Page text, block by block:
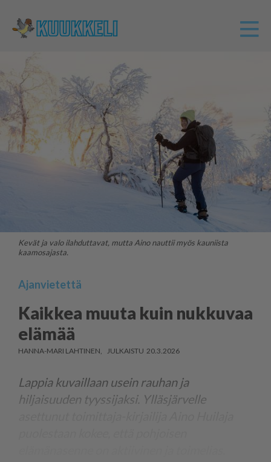
Kevät ja valo ilahduttavat, mutta Aino nauttii myös kauniista
kaamosajasta.
Ajanvietettä
Kaikkea muuta kuin nukkuvaa
elämää
HANNA-MARI LAHTINEN 20.3.2026
Lappia kuvaillaan usein rauhan ja
hiljaisuuden tyyssijaksi. Ylläsjärvelle